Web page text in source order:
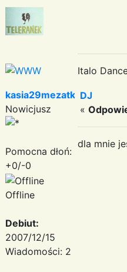
Italo
kasia29mezatka
Nowicjusz
Pomocna dłoń:
+0/-0
Offline
Debiut:
2007/12/15
Wiadomości: 2
DJ
«
dla mnie